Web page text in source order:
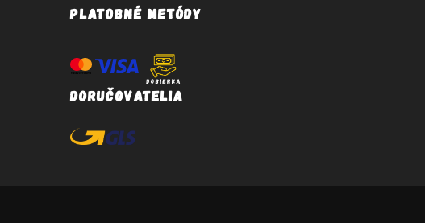
Platobné metódy
Doručovatelia